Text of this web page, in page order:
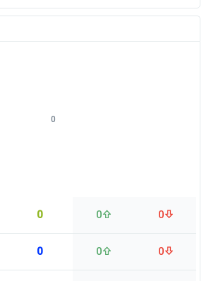
0 0 0
0 0 0
0